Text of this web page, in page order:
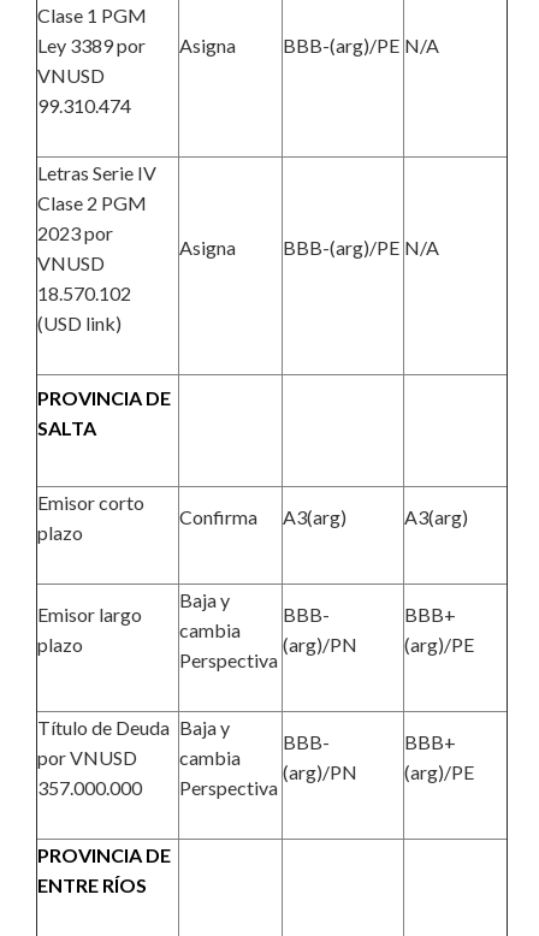
Clase 1 PGM
Ley 3389 por
VNUSD
99.310.474
Asigna BBB-(arg)/PE N/A
Letras Serie IV
Clase 2 PGM
2023 por
VNUSD
18.570.102
(USD link)
Asigna BBB-(arg)/PE N/A
PROVINCIA DE
SALTA
Emisor corto
plazo
Confirma A3(arg) A3(arg)
Emisor largo
plazo
Baja y
cambia
Perspectiva
BBB-
(arg)/PN
BBB+
(arg)/PE
Título de Deuda
por VNUSD
357.000.000
Baja y
cambia
Perspectiva
BBB-
(arg)/PN
BBB+
(arg)/PE
PROVINCIA DE
ENTRE RÍOS